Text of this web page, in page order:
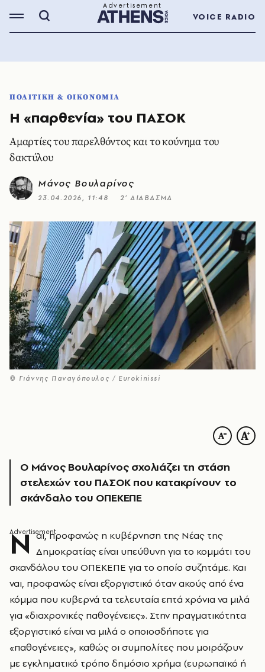
VOICE RADIO
ΠΟΛΙΤΙΚΗ & ΟΙΚΟΝΟΜΙΑ
Η «παρθενία» του ΠΑΣΟΚ
Αμαρτίες του παρελθόντος και το κούνημα του
δακτύλου
Μάνος Βουλαρίνος
23.04.2026, 11:48 2’ ΔΙΑΒΑΣΜΑ
© Γιάννης Παναγόπουλος / Eurokinissi
Ο Μάνος Βουλαρίνος σχολιάζει τη στάση
στελεχών του ΠΑΣΟΚ που κατακρίνουν το
σκάνδαλο του ΟΠΕΚΕΠΕ
Ν αι, προφανώς η κυβέρνηση της Νέας της
Δημοκρατίας είναι υπεύθυνη για το κομμάτι του
σκανδάλου του ΟΠΕΚΕΠΕ για το οποίο συζητάμε. Και
ναι, προφανώς είναι εξοργιστικό όταν ακούς από ένα
κόμμα που κυβερνά τα τελευταία επτά χρόνια να μιλά
για «διαχρονικές παθογένειες». Στην πραγματικότητα
εξοργιστικό είναι να μιλά ο οποιοσδήποτε για
«παθογένειες», καθώς οι συμπολίτες που μοιράζουν
με εγκληματικό τρόπο δημόσιο χρήμα (ευρωπαϊκό ή